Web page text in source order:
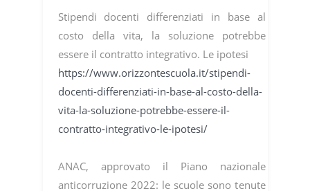
Stipendi docenti differenziati in base al
costo della vita, la soluzione potrebbe
essere il contratto integrativo. Le ipotesi
https://www.orizzontescuola.it/stipendi-
docenti-differenziati-in-base-al-costo-della-
vita-la-soluzione-potrebbe-essere-il-
contratto-integrativo-le-ipotesi/
ANAC, approvato il Piano nazionale
anticorruzione 2022: le scuole sono tenute